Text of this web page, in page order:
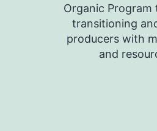
Organic
transitioning
producers with
and